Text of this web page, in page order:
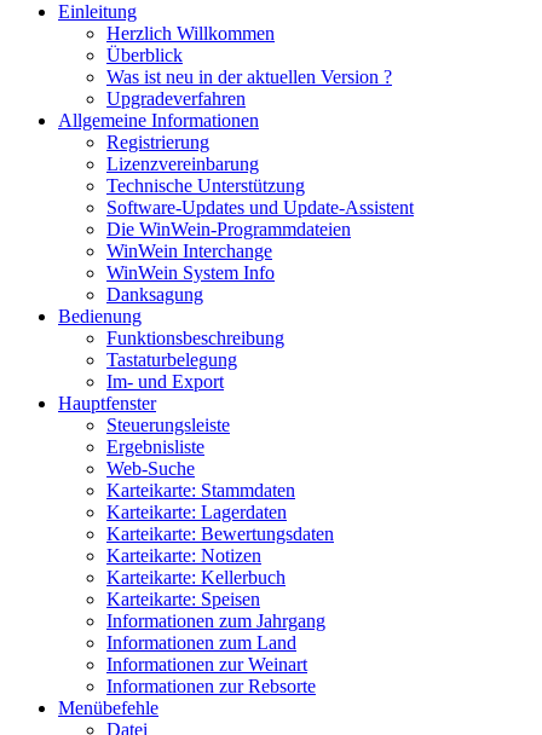
Einleitung
Herzlich Willkommen
Überblick
Was ist neu in der aktuellen Version ?
Upgradeverfahren
Allgemeine Informationen
Registrierung
Lizenzvereinbarung
Technische Unterstützung
Software-Updates und Update-Assistent
Die WinWein-Programmdateien
WinWein Interchange
WinWein System Info
Danksagung
Bedienung
Funktionsbeschreibung
Tastaturbelegung
Im- und Export
Hauptfenster
Steuerungsleiste
Ergebnisliste
Web-Suche
Karteikarte: Stammdaten
Karteikarte: Lagerdaten
Karteikarte: Bewertungsdaten
Karteikarte: Notizen
Karteikarte: Kellerbuch
Karteikarte: Speisen
Informationen zum Jahrgang
Informationen zum Land
Informationen zur Weinart
Informationen zur Rebsorte
Menübefehle
Datei